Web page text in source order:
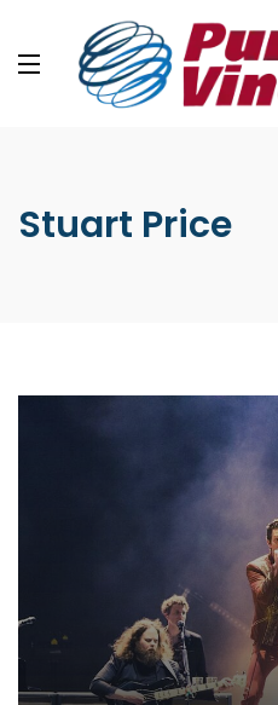
Stuart Price